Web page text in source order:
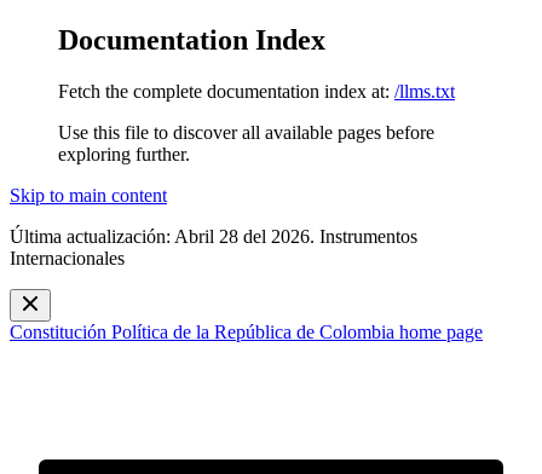
Documentation Index
Fetch the complete documentation index at: /llms.txt
Use this file to discover all available pages before
exploring further.
Skip to main content
Última actualización: Abril 28 del 2026. Instrumentos
Internacionales
Constitución Política de la República de Colombia home page